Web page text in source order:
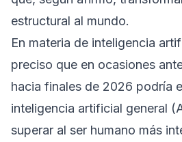
estructural al mundo.
En materia de inteligencia
preciso que en ocasiones
hacia finales de 2026 podría
inteligencia artificial general
superar al ser humano más